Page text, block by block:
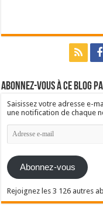
Abonnez-vous à ce blog
Saisissez votre adresse e-
une notification de chaque
Adresse
e-
Abonnez-vous
Rejoignez les 3 126 autres